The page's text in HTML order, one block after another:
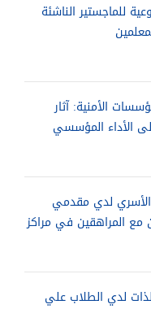
للماجستير الناشئة
الأمنية: آثار
الأداء المؤسسي
الأسري لدي مقدمي
مع المراهقين في مراكز
لدي الطلاب علي